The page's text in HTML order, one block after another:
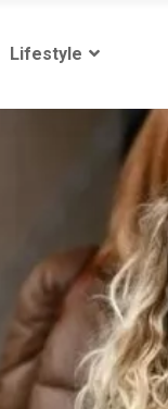
Lifestyle